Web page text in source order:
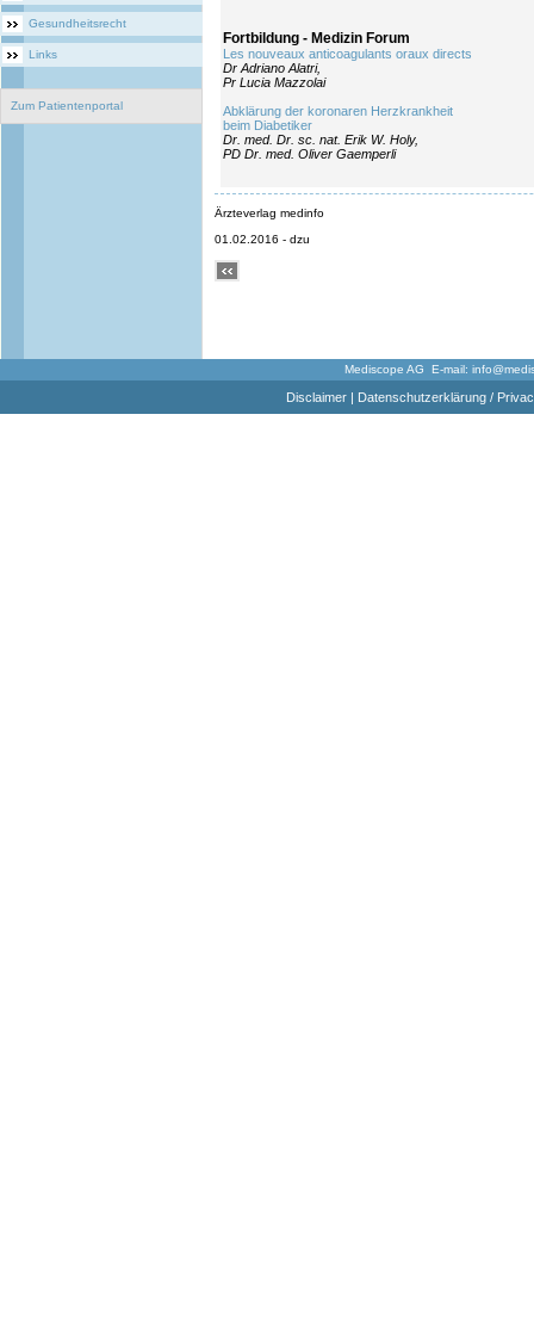
Gesundheitsrecht
Links
Zum Patientenportal
Fortbildung - Medizin Forum
Les nouveaux anticoagulants oraux directs
Dr Adriano Alatri,
Pr Lucia Mazzolai
Abklärung der koronaren Herzkrankheit
beim Diabetiker
Dr. med. Dr. sc. nat. Erik W. Holy,
PD Dr. med. Oliver Gaemperli
Ärzteverlag medinfo
01.02.2016 - dzu
Mediscope AG E-mail:
Disclaimer| Datenschutzerklärung /